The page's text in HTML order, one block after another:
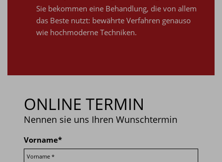
Sie bekommen eine Behandlung, die von allem
das Beste nutzt: bewährte Verfahren genauso
wie hochmoderne Techniken.
ONLINE TERMIN
Nennen sie uns Ihren Wunschtermin
Vorname*